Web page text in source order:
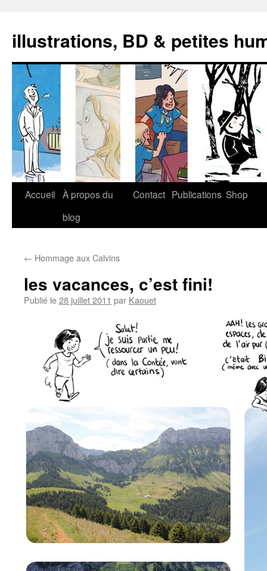
illustrations, BD & petites
Aller
Accueil À propos du
blog
Contact Publications Shop
← Hommage aux Calvins
les vacances, c’est fini!
Publié le28 juillet 2011 par Kaouet